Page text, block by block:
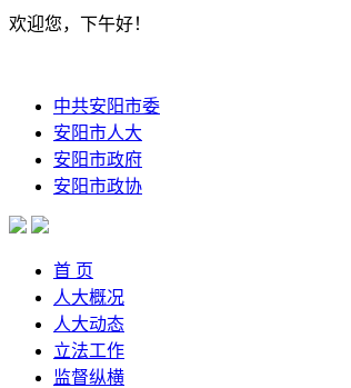
欢迎您，下午好！
中共安阳市委
安阳市人大
安阳市政府
安阳市政协
首 页
人大概况
人大动态
立法工作
监督纵横